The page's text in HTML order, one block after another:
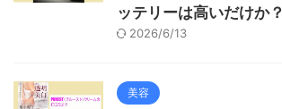
ッテリーは高いだけか？
2026/6/13
美容